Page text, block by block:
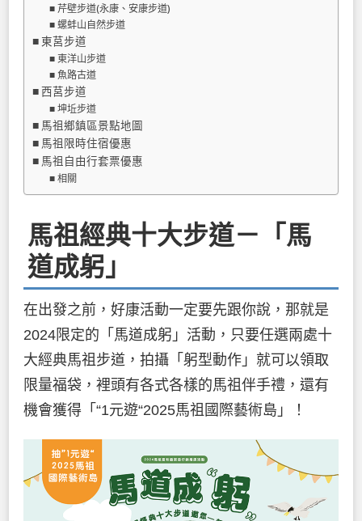
芹壁步道(永康、安康步道)
螺蚌山自然步道
東莒步道
東洋山步道
魚路古道
西莒步道
坤坵步道
馬祖鄉鎮區景點地圖
馬祖限時住宿優惠
馬祖自由行套票優惠
相關
馬祖經典十大步道－「馬
道成躬」
在出發之前，好康活動一定要先跟你說，那就是
2024限定的「馬道成躬」活動，只要任選兩處十
大經典馬祖步道，拍攝「躬型動作」就可以領取
限量福袋，裡頭有各式各樣的馬祖伴手禮，還有
機會獲得「“1元遊“2025馬祖國際藝術島」！